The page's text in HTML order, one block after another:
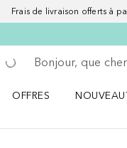
Frais de livraison offerts à
Retourner
Exécuter la recherche
OFFRES